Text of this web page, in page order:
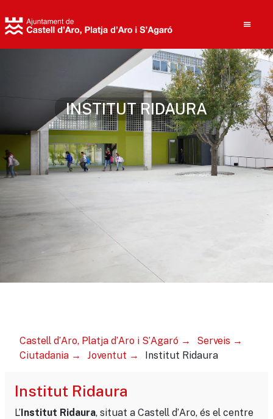
Cerca
INSTITUT RIDAURA
Castell d’Aro, Platja d’Aro i S’Agaró
Serveis
Ciutadania
Joventut Institut Ridaura
Institut Ridaura
L’Institut Ridaura, situat a Castell d’Aro, és el centre